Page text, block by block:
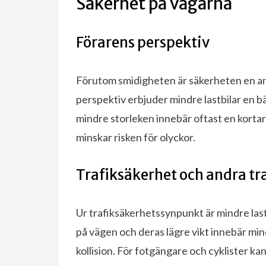
Förarens perspektiv
Förutom smidigheten är säkerheten en
perspektiv erbjuder mindre lastbilar en
mindre storleken innebär oftast en
minskar risken för olyckor.
Trafiksäkerhet och andra
Ur trafiksäkerhetssynpunkt är mindre
på vägen och deras lägre vikt innebär
kollision. För fotgängare och cyklister